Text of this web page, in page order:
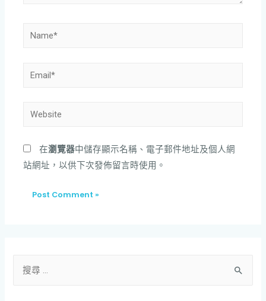
在瀏覽器中儲存顯示名稱、電子郵件地址及個人網
站網址，以供下次發佈留言時使用。